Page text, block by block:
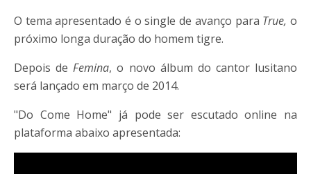
O tema apresentado é o single de avanço para True, o
próximo longa duração do homem tigre.
Depois deFemina, o novo álbum do cantor lusitano
será lançado em março de 2014.
"Do Come Home" já pode ser escutado online na
plataforma abaixo apresentada: